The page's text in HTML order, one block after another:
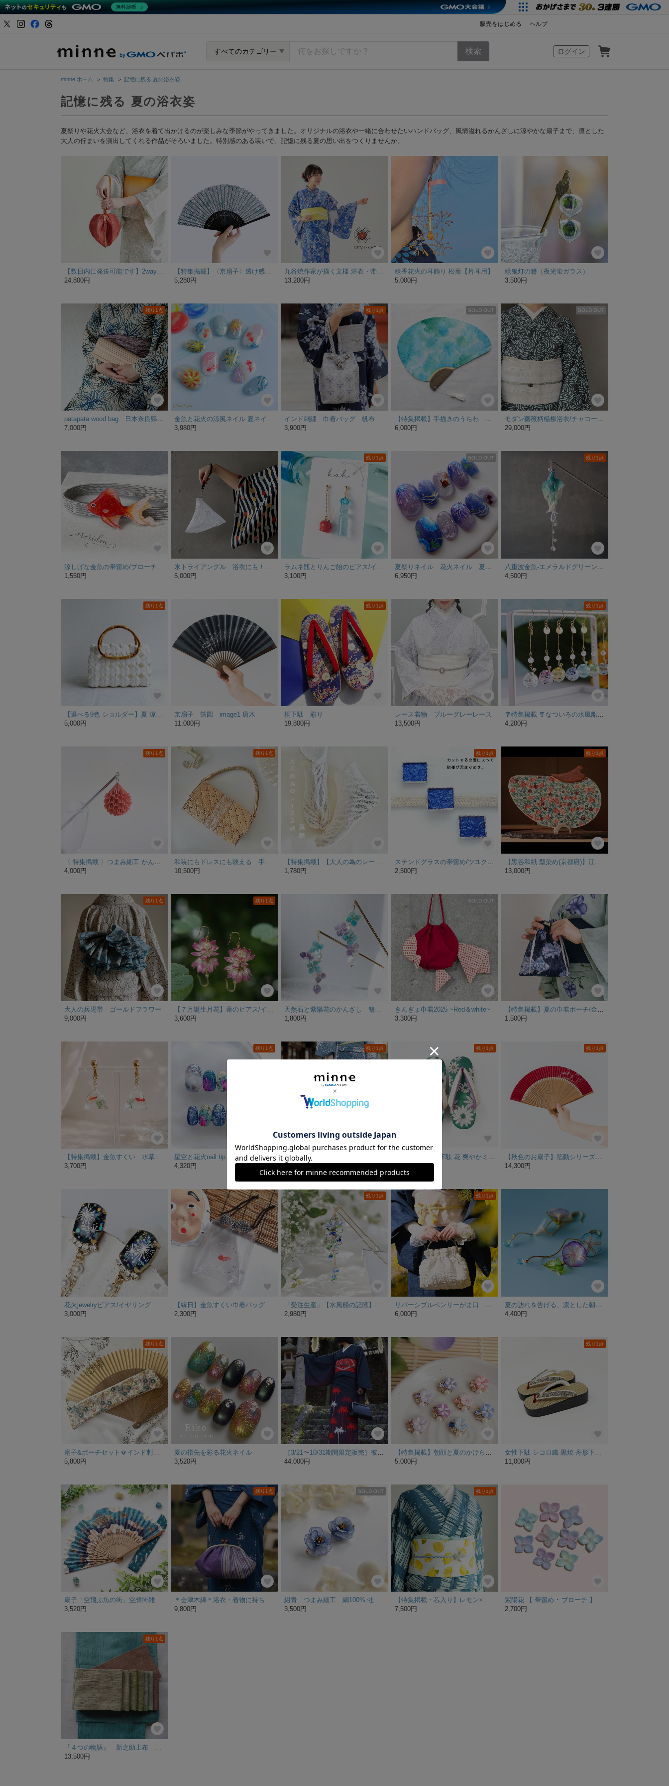
販売をはじめる ヘルプ
ログイン
すべてのカテゴリー
minne ホーム ＞ 特集 ＞ 記憶に残る 夏の浴衣姿
記憶に残る 夏の浴衣姿
夏祭りや花火大会など、浴衣を着て出かけるのが楽しみな季節がやってきました。オリジナルの浴衣や一緒に合わせたいハンドバッグ、風情溢れるかんざしに涼やかな扇子まで、凛とした
大人の佇まいを演出してくれる作品がそろいました。特別感のある装いで、記憶に残る夏の思い出をつくりませんか。
【数日内に発送可能です】2way仕様◆ 革仕立てのほおずき巾着《狐の嫁入り》
24,800円
【特集掲載】〈京扇子〉透け感が上品な すずらん柄の布扇子
5,280円
九谷焼作家が描く文様 浴衣・帯セット 夢見紋【KUTANI×KIMONO】
13,200円
線香花火の耳飾り 松葉【片耳用】
5,000円
緑鬼灯の簪（夜光蛍ガラス）
3,500円
残り1点
patapata wood bag 日本奈良県/吉野ひのき
7,000円
金魚と花火の涼風ネイル 夏ネイル ネイルチップ 花火 金魚 祭り
3,980円
残り1点
インド刺繍 巾着バッグ 帆布 ハトメ ツイストコード マグネットボタン スパンコール ２way ショルダー ハンドバッグ 誕生日 自分へのご褒美 プレゼント 贈りもの 上品 キラキラ 花 着物 浴衣
3,900円
SOLD OUT
【特集掲載】手描きのうちわ 夏の緑
6,000円
SOLD OUT
モダン薔薇柄楊柳浴衣/チャコールグレー×ミントグリーン
29,000円
1,550円
5,000円
残り1点
3,100円
SOLD OUT
6,950円
残り1点
4,500円
残り1点
5,000円
京扇子 箔図 image1 唐木
11,000円
残り1点
桐下駄 彩り
19,800円
レース着物 ブルーグレーレース
13,500円
残り1点
‎🎐特集掲載 🎐なついろの水風船ピアス (金具変更可) 夏 祭 気分を耳元へ
4,200円
残り1点
4,000円
残り1点
10,500円
1,780円
残り1点
2,500円
残り1点
13,000円
残り1点
大人の兵児帯 ゴールドフラワー
9,000円
残り1点
【７月誕生月花】蓮のピアス/イヤリング/ノンホールピアス 睡蓮
3,600円
天然石と紫陽花のかんざし 簪 髪飾り ヘアアクセサリー アメジスト OR シャコ貝
1,800円
SOLD OUT
きんぎょ巾着2025 ~Red＆white~
3,300円
【特集掲載】夏の巾着ポーチ/金魚/紺
1,500円
【特集掲載】金魚すくい 水草 浴衣 ピアス イヤリング
3,700円
残り1点
星空と花火nail tip
4,320円
残り1点 残り1点
L 背の高くなる下駄 花 爽やかミント反小町
残り1点
【秋色のお扇子】箔動シリーズ「粉箔」臙脂(えんじ) 短地 女性用サイズ ※袋付き
14,300円
花火jewelryピアス/イヤリング
3,000円
【縁日】金魚すくい巾着バッグ
2,300円
残り1点
2,980円
残り1点
6,000円
4,400円
残り1点
5,800円
夏の指先を彩る花火ネイル
3,520円
44,000円
5,000円
残り1点
女性下駄 シコロ織 黒焼 舟形下駄 松煙染花緒 サイズ： M寸
11,000円
3,520円
残り1点
9,800円
SOLD OUT
3,500円
残り1点
7,500円
紫陽花 【 帯留め ･ ブローチ 】
2,700円
残り1点
『４つの物語』 新之助上布 半幅帯 セージグリーン☆送料無料☆
13,500円
無料診断